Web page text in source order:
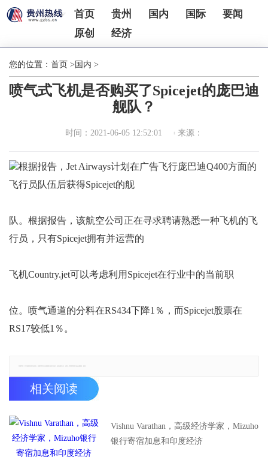
首页 贵州 国内 国际
要闻
原创
经济
您的位置： 首页 > 国内 >
喷气式飞机是否购买了Spicejet的庞巴迪
舰队？
时间：2021-06-05 12:52:01 来源：
根据报告，Jet Airways计划在广告飞行庞巴迪Q400方面的
飞行员队伍后获得Spicejet的舰
队。根据报告，该航空公司正在寻求聘请熟悉一种飞机的飞
行员，只有Spicejet拥有并运营的
飞机Country.jet可以考虑利用Spicejet在行业中的当前职
位。喷气通道的分料在RS434下降1％，而Spicejet股票在
RS17较低1％。
相关阅读
Vishnu Varathan，高级经济学家，Mizuho
银行寄宿加息和印度经济